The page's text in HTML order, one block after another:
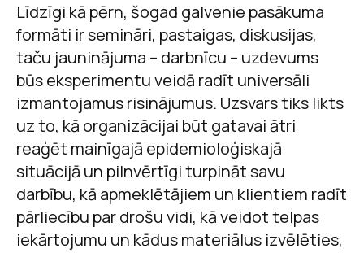
Līdzīgi kā pērn, šogad galvenie pasākuma
formāti ir semināri, pastaigas, diskusijas,
taču jauninājuma – darbnīcu – uzdevums
būs eksperimentu veidā radīt universāli
izmantojamus risinājumus. Uzsvars tiks likts
uz to, kā organizācijai būt gatavai ātri
reaģēt mainīgajā epidemioloģiskajā
situācijā un pilnvērtīgi turpināt savu
darbību, kā apmeklētājiem un klientiem radīt
pārliecību par drošu vidi, kā veidot telpas
iekārtojumu un kādus materiālus izvēlēties,